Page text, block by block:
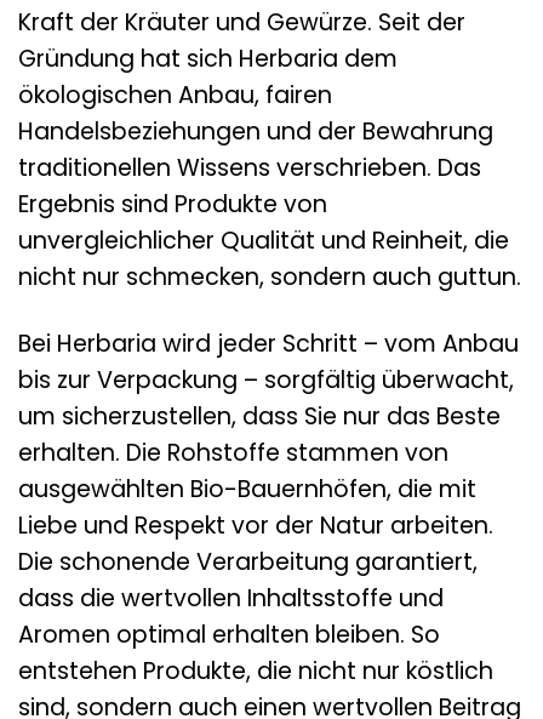
Kraft der Kräuter und Gewürze. Seit der
Gründung hat sich Herbaria dem
ökologischen Anbau, fairen
Handelsbeziehungen und der Bewahrung
traditionellen Wissens verschrieben. Das
Ergebnis sind Produkte von
unvergleichlicher Qualität und Reinheit, die
nicht nur schmecken, sondern auch guttun.
Bei Herbaria wird jeder Schritt – vom Anbau
bis zur Verpackung – sorgfältig überwacht,
um sicherzustellen, dass Sie nur das Beste
erhalten. Die Rohstoffe stammen von
ausgewählten Bio-Bauernhöfen, die mit
Liebe und Respekt vor der Natur arbeiten.
Die schonende Verarbeitung garantiert,
dass die wertvollen Inhaltsstoffe und
Aromen optimal erhalten bleiben. So
entstehen Produkte, die nicht nur köstlich
sind, sondern auch einen wertvollen Beitrag